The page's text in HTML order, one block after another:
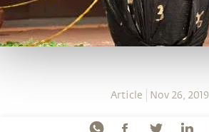
Article Nov 26, 2019